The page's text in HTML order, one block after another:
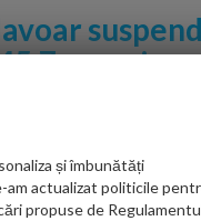
cm gri
RON
RON
și îmbunătăți
actualizat politicile
propuse de